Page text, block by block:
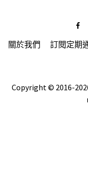
關於我們 訂閱定期
Copyright © 2016-